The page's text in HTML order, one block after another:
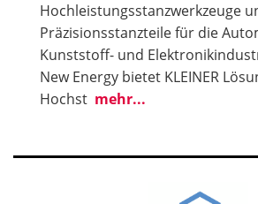
Hochleistungsstanzwerkzeuge
Präzisionsstanzteile für die
Kunststoff- und
New Energy bietet KLEINER
Hochst mehr...